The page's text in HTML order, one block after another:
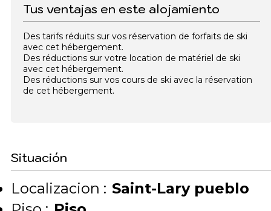
Tus ventajas en este alojamiento
Des tarifs réduits sur vos réservation de forfaits de ski
avec cet hébergement.
Des réductions sur votre location de matériel de ski
avec cet hébergement.
Des réductions sur vos cours de ski avec la réservation
de cet hébergement.
Situación
Localizacion : Saint-Lary pueblo